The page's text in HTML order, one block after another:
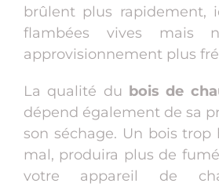
brûlent plus rapidement,
flambées vives mais
approvisionnement plus
La qualité du bois de
dépend également de sa
son séchage. Un bois trop
mal, produira plus de
votre appareil de